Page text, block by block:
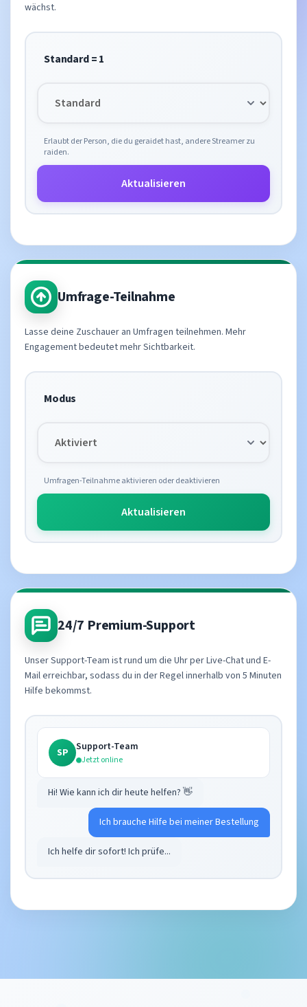
wächst.
Standard = 1
Erlaubt der Person, die du geraidet hast, andere Streamer zu
raiden.
Aktualisieren
Umfrage-Teilnahme
Lasse deine Zuschauer an Umfragen teilnehmen. Mehr
Engagement bedeutet mehr Sichtbarkeit.
Modus
Umfragen-Teilnahme aktivieren oder deaktivieren
Aktualisieren
24/7 Premium-Support
Unser Support-Team ist rund um die Uhr per Live-Chat und E-
Mail erreichbar, sodass du in der Regel innerhalb von 5 Minuten
Hilfe bekommst.
SP Support-Team
Jetzt online
Hi! Wie kann ich dir heute helfen? 👋
Ich brauche Hilfe bei meiner Bestellung
Ich helfe dir sofort! Ich prüfe...